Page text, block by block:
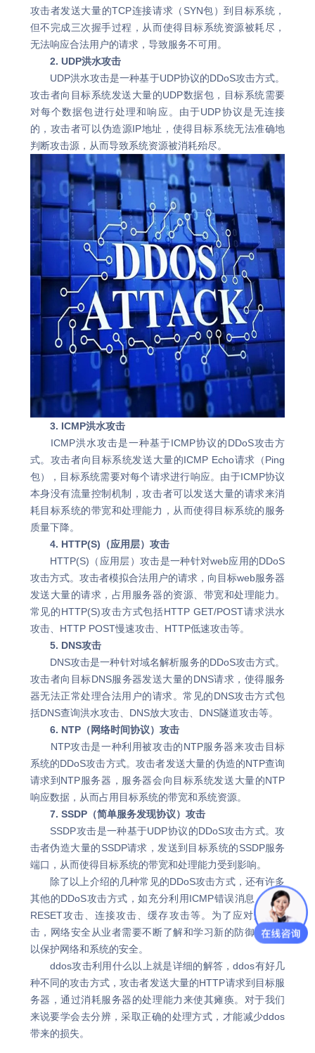
攻击者发送大量的TCP连接请求（SYN包）到目标系统，
但不完成三次握手过程，从而使得目标系统资源被耗尽，
无法响应合法用户的请求，导致服务不可用。
2. UDP洪水攻击
UDP洪水攻击是一种基于UDP协议的DDoS攻击方式。
攻击者向目标系统发送大量的UDP数据包，目标系统需要
对每个数据包进行处理和响应。由于UDP协议是无连接
的，攻击者可以伪造源IP地址，使得目标系统无法准确地
判断攻击源，从而导致系统资源被消耗殆尽。
3. ICMP洪水攻击
ICMP洪水攻击是一种基于ICMP协议的DDoS攻击方
式。攻击者向目标系统发送大量的ICMP Echo请求（Ping
包），目标系统需要对每个请求进行响应。由于ICMP协议
本身没有流量控制机制，攻击者可以发送大量的请求来消
耗目标系统的带宽和处理能力，从而使得目标系统的服务
质量下降。
4. HTTP(S)（应用层）攻击
HTTP(S)（应用层）攻击是一种针对web应用的DDoS
攻击方式。攻击者模拟合法用户的请求，向目标web服务器
发送大量的请求，占用服务器的资源、带宽和处理能力。
常见的HTTP(S)攻击方式包括HTTP GET/POST请求洪水
攻击、HTTP POST慢速攻击、HTTP低速攻击等。
5. DNS攻击
DNS攻击是一种针对域名解析服务的DDoS攻击方式。
攻击者向目标DNS服务器发送大量的DNS请求，使得服务
器无法正常处理合法用户的请求。常见的DNS攻击方式包
括DNS查询洪水攻击、DNS放大攻击、DNS隧道攻击等。
6. NTP（网络时间协议）攻击
NTP攻击是一种利用被攻击的NTP服务器来攻击目标
系统的DDoS攻击方式。攻击者发送大量的伪造的NTP查询
请求到NTP服务器，服务器会向目标系统发送大量的NTP
响应数据，从而占用目标系统的带宽和系统资源。
7. SSDP（简单服务发现协议）攻击
SSDP攻击是一种基于UDP协议的DDoS攻击方式。攻
击者伪造大量的SSDP请求，发送到目标系统的SSDP服务
端口，从而使得目标系统的带宽和处理能力受到影响。
除了以上介绍的几种常见的DDoS攻击方式，还有许多
其他的DDoS攻击方式，如充分利用ICMP错误消息、TCP
RESET攻击、连接攻击、缓存攻击等。为了应对这些攻
击，网络安全从业者需要不断了解和学习新的防御技术，
以保护网络和系统的安全。
ddos攻击利用什么以上就是详细的解答，ddos有好几
种不同的攻击方式，攻击者发送大量的HTTP请求到目标服
务器，通过消耗服务器的处理能力来使其瘫痪。对于我们
来说要学会去分辨，采取正确的处理方式，才能减少ddos
带来的损失。